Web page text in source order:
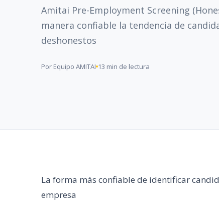
Amitai Pre-Employment Screening
manera confiable la tendencia de
deshonestos
Por Equipo AMITAI 13 min de lectura
La forma más confiable de identificar
empresa